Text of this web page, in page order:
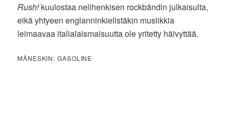
Rush!kuulostaa nelihenkisen rockbändin julkaisulta,
eikä yhtyeen englanninkielistäkin musiikkia
leimaavaa italialaismaisuutta ole yritetty häivyttää.
MÅNESKIN: GASOLINE